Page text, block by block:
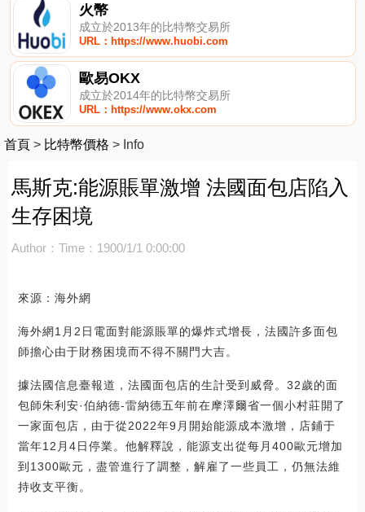
火幣
成立於2013年的比特幣交易所
URL：https://www.huobi.com
歐易OKX
成立於2014年的比特幣交易所
URL：https://www.okx.com
首頁 > 比特幣價格 > Info
馬斯克:能源賬單激增 法國面包店陷入
生存困境
Author： Time：1900/1/1 0:00:00
來源：海外網
海外網1月2日電面對能源賬單的爆炸式增長，法國許多面包
師擔心由于財務困境而不得不關門大吉。
據法國信息臺報道，法國面包店的生計受到威脅。32歲的面
包師朱利安·伯納德-雷納德五年前在摩澤爾省一個小村莊開了
一家面包店，由于從2022年9月開始能源成本激增，店鋪于
當年12月4日停業。他解釋說，能源支出從每月400歐元增加
到1300歐元，盡管進行了調整，解雇了一些員工，仍無法維
持收支平衡。